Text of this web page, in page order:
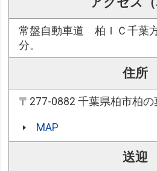
常盤自動車道 柏ＩＣ千葉
分。
住所
〒277-0882 千葉県柏市柏の
MAP
送迎